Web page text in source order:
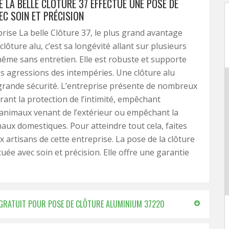
LA BELLE CLÔTURE 37 EFFECTUE UNE POSE DE
SOIN ET PRÉCISION
La belle Clôture 37, le plus grand avantage
alu, c’est sa longévité allant sur plusieurs
sans entretien. Elle est robuste et supporte
agressions des intempéries. Une clôture alu
sécurité. L’entreprise présente de nombreux
la protection de l’intimité, empêchant
venant de l’extérieur ou empêchant la
domestiques. Pour atteindre tout cela, faites
artisans de cette entreprise. La pose de la clôture
avec soin et précision. Elle offre une garantie
POUR POSE DE CLÔTURE ALUMINIUM 37220